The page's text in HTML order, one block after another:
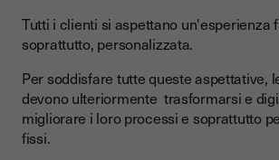
Tutti i clienti si aspettano un'esperienza
soprattutto, personalizzata.
Per soddisfare tutte queste aspettative,
devono ulteriormente trasformarsi e
migliorare i loro processi e soprattutto
fissi.